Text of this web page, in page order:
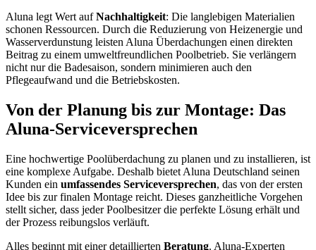
Aluna legt Wert aufNachhaltigkeit: Die langlebigen Materialien
schonen Ressourcen. Durch die Reduzierung von Heizenergie und
Wasserverdunstung leisten Aluna Überdachungen einen direkten
Beitrag zu einem umweltfreundlichen Poolbetrieb. Sie verlängern
nicht nur die Badesaison, sondern minimieren auch den
Pflegeaufwand und die Betriebskosten.
Von der Planung bis zur Montage: Das
Aluna-Serviceversprechen
Eine hochwertige Poolüberdachung zu planen und zu installieren, ist
eine komplexe Aufgabe. Deshalb bietet Aluna Deutschland seinen
Kunden ein umfassendes Serviceversprechen, das von der ersten
Idee bis zur finalen Montage reicht. Dieses ganzheitliche Vorgehen
stellt sicher, dass jeder Poolbesitzer die perfekte Lösung erhält und
der Prozess reibungslos verläuft.
Alles beginnt mit einer detaillierten Beratung. Aluna-Experten